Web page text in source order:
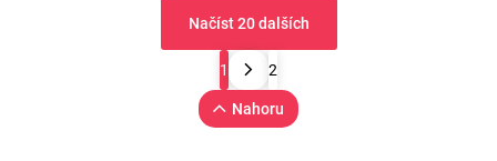
Načíst 20 dalších
1 2
Nahoru